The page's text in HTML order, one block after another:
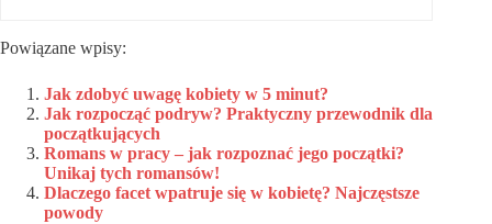
Powiązane wpisy:
Jak zdobyć uwagę kobiety w 5 minut?
Jak rozpocząć podryw? Praktyczny przewodnik dla
początkujących
Romans w pracy – jak rozpoznać jego początki?
Unikaj tych romansów!
Dlaczego facet wpatruje się w kobietę? Najczęstsze
powody